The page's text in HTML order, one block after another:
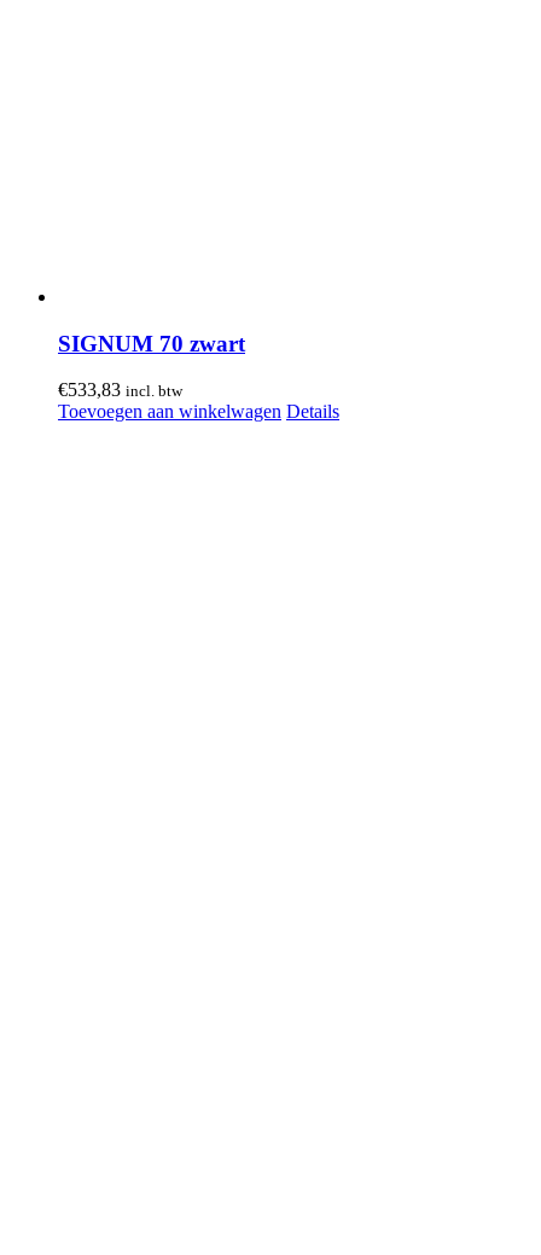
SIGNUM 70 zwart
€533,83 incl. btw
Toevoegen aan winkelwagen Details